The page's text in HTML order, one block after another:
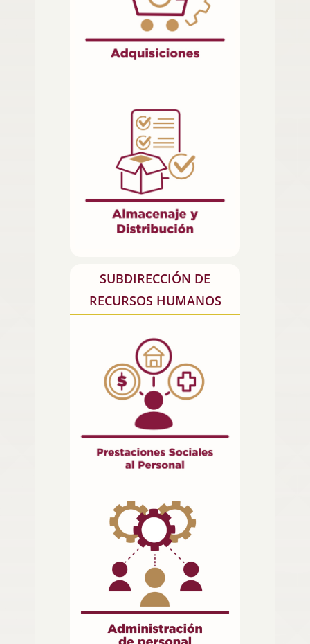
SUBDIRECCIÓN DE
RECURSOS HUMANOS